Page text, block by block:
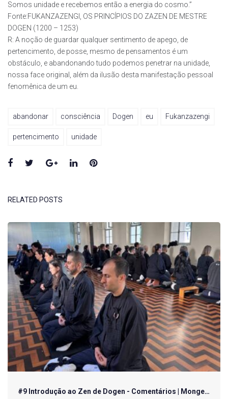
Somos unidade e recebemos então a energia do cosmo.”
Fonte:FUKANZAZENGI, OS PRINCÍPIOS DO ZAZEN DE MESTRE
DOGEN (1200 – 1253)
R: A noção de guardar qualquer sentimento de apego, de
pertencimento, de posse, mesmo de pensamentos é um
obstáculo, e abandonando tudo podemos penetrar na unidade,
nossa face original, além da ilusão desta manifestação pessoal
fenomênica de um eu.
abandonar consciência Dogen eu Fukanzazengi
pertencimento unidade
Facebook
TwitterGoogle+LinkedInPinterest
RELATED POSTS
#9 Introdução ao Zen de Dogen - Comentários | Monge…